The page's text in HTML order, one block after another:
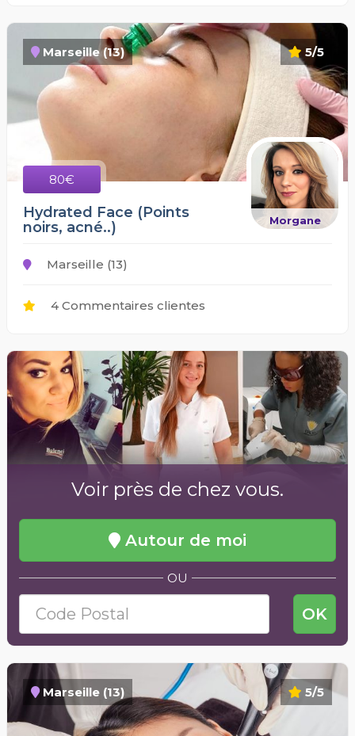
5/5
Marseille (13)
80€
Morgane
Hydrated Face (Points
noirs, acné..)
Marseille (13)
4 Commentaires clientes
Voir près de chez vous.
Autour de moi
OU
OK
5/5
Marseille (13)